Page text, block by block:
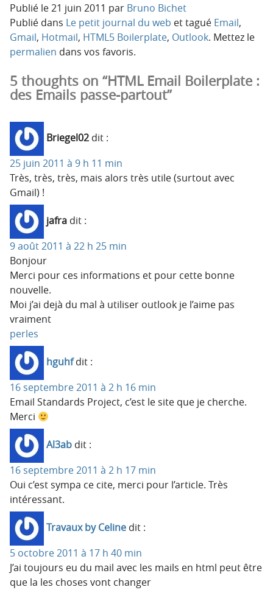
Publié le21 juin 2011 par Bruno Bichet
Publié dans Le petit journal du web et tagué Email,
Gmail, Hotmail, HTML5 Boilerplate, Outlook. Mettez le
permalien dans vos favoris.
5 thoughts on “HTML Email Boilerplate :
des Emails passe-partout”
Briegel02 dit :
25 juin 2011 à 9 h 11 min
Très, très, très, mais alors très utile (surtout avec
Gmail) !
jafra dit :
9 août 2011 à 22 h 25 min
Bonjour
Merci pour ces informations et pour cette bonne
nouvelle.
Moi j’ai dejà du mal à utiliser outlook je l’aime pas
vraiment
perles
hguhf dit :
16 septembre 2011 à 2 h 16 min
Email Standards Project, c’est le site que je cherche.
Merci
Al3ab dit :
16 septembre 2011 à 2 h 17 min
Oui c’est sympa ce cite, merci pour l’article. Très
intéressant.
Travaux by Celine dit :
5 octobre 2011 à 17 h 40 min
J’ai toujours eu du mail avec les mails en html peut être
que la les choses vont changer